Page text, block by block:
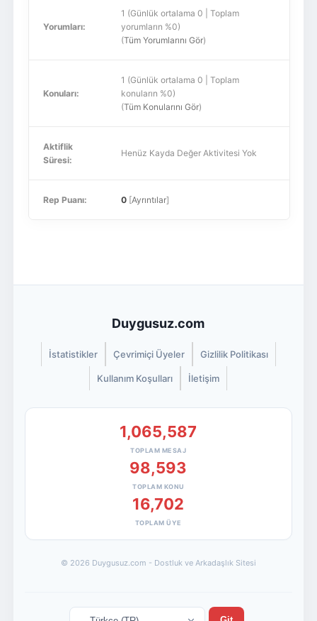
Yorumları:
1 (Günlük ortalama 0 | Toplam
yorumların %0)
(Tüm Yorumlarını Gör)
Konuları:
1 (Günlük ortalama 0 | Toplam
konuların %0)
(Tüm Konularını Gör)
Aktiflik
Süresi:
Henüz Kayda Değer Aktivitesi Yok
Rep Puanı: 0[Ayrıntılar]
Duygusuz.com
İstatistikler Çevrimiçi Üyeler Gizlilik Politikası
Kullanım Koşulları İletişim
1,065,587
TOPLAM MESAJ
98,593
TOPLAM KONU
16,702
TOPLAM ÜYE
© 2026 Duygusuz.com - Dostluk ve Arkadaşlık Sitesi